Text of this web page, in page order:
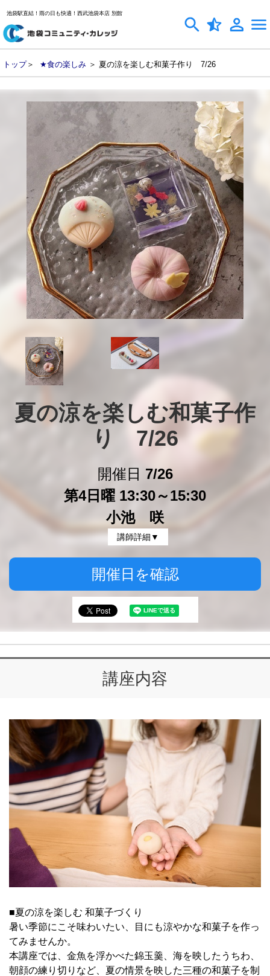
池袋駅直結！雨の日も快適！西武池袋本店 別館
トップ＞ ★食の楽しみ ＞ 夏の涼を楽しむ和菓子作り 7/26
夏の涼を楽しむ和菓子作
り　7/26
開催日 7/26
第4日曜 13:30～15:30
小池 咲
講師詳細▼
開催日を確認
講座内容
■夏の涼を楽しむ 和菓子づくり
暑い季節にこそ味わいたい、目にも涼やかな和菓子を作っ
てみませんか。
本講座では、金魚を浮かべた錦玉羹、海を映したうちわ、
朝顔の練り切りなど、夏の情景を映した三種の和菓子を制